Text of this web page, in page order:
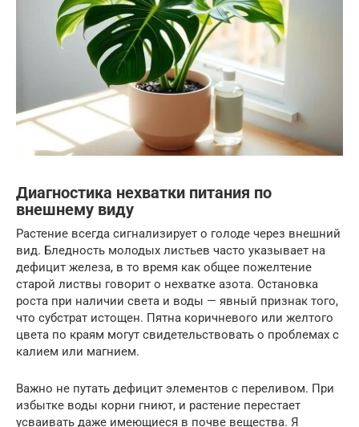
Диагностика нехватки питания по
внешнему виду
Растение всегда сигнализирует о голоде через внешний
вид. Бледность молодых листьев часто указывает на
дефицит железа, в то время как общее пожелтение
старой листвы говорит о нехватке азота. Остановка
роста при наличии света и воды — явный признак того,
что субстрат истощен. Пятна коричневого или желтого
цвета по краям могут свидетельствовать о проблемах с
калием или магнием.
Важно не путать дефицит элементов с переливом. При
избытке воды корни гниют, и растение перестает
усваивать даже имеющиеся в почве вещества. Я